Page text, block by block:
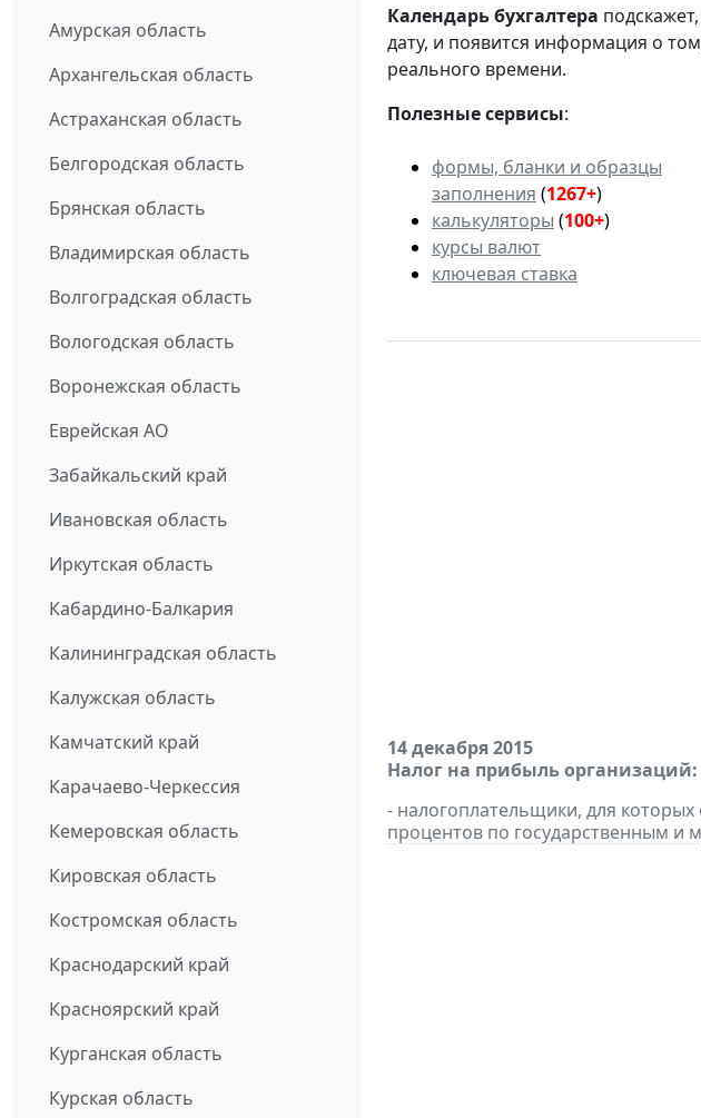
Амурская область
Архангельская область
Астраханская область
Белгородская область
Брянская область
Владимирская область
Волгоградская область
Вологодская область
Воронежская область
Еврейская АО
Забайкальский край
Ивановская область
Иркутская область
Кабардино-Балкария
Калининградская область
Калужская область
Камчатский край
Карачаево-Черкессия
Кемеровская область
Кировская область
Костромская область
Краснодарский край
Красноярский край
Курганская область
Курская область
Календарьбухгалтера
дату, и появится информация о
реального времени.
Полезные сервисы:
формы, бланки и образцы
заполнения (1267+)
калькуляторы (100+)
курсы валют
ключевая ставка
14 декабря 2015
Налог на прибыль организаций:
- налогоплательщики, для
процентов по государственным и